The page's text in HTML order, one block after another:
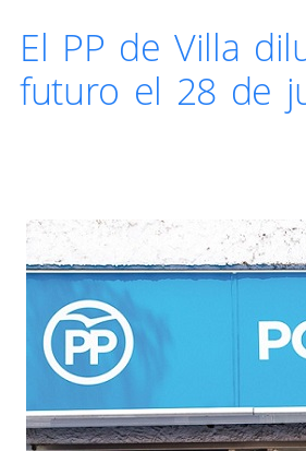
El PP de Villa
futuro el 28 de